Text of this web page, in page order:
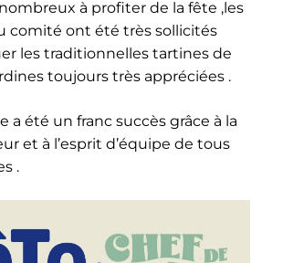
à profiter de la fête ,les
comité ont été très sollicités
les traditionnelles tartines de
toujours très appréciées .
a été un franc succès grâce à la
et à l’esprit d’équipe de tous
.